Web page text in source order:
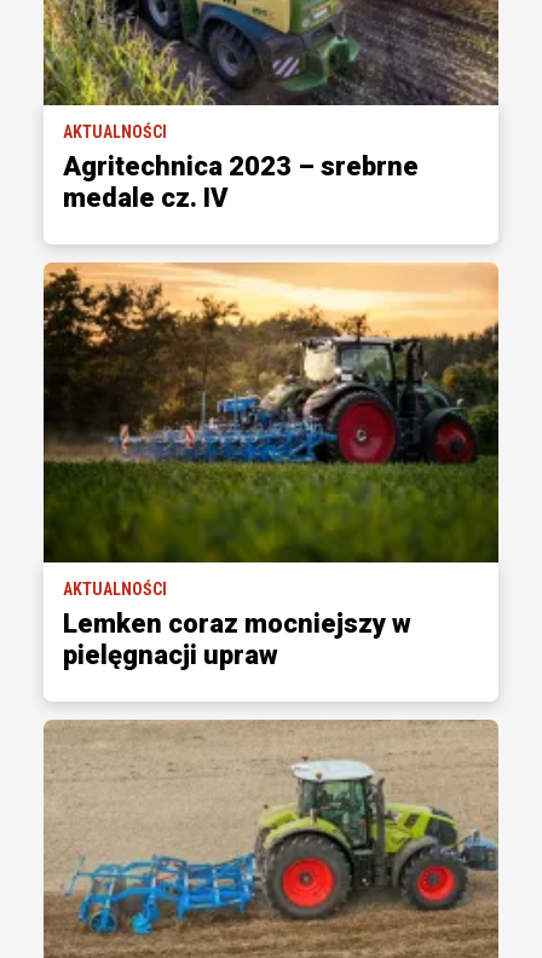
AKTUALNOŚCI
Agritechnica 2023 – srebrne
medale cz. IV
AKTUALNOŚCI
Lemken coraz mocniejszy w
pielęgnacji upraw